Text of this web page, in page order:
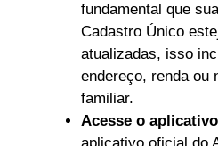
fundamental que
Cadastro Único
atualizadas, isso
endereço, renda ou
familiar.
Acesse o